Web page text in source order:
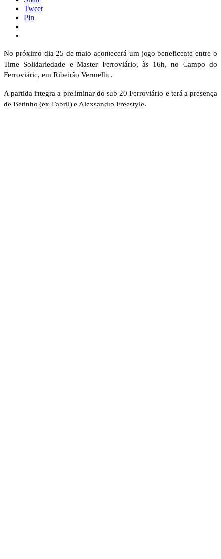
Tweet
Pin
No próximo dia 25 de maio acontecerá um jogo beneficente entre o
Time Solidariedade e Master Ferroviário, às 16h, no Campo do
Ferroviário, em Ribeirão Vermelho.
A partida integra a preliminar do sub 20 Ferroviário e terá a presença
de Betinho (ex-Fabril) e Alexsandro Freestyle.